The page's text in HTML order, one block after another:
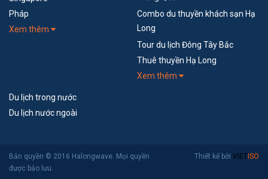
Pháp
Xem thêm
Combo du thuyền khách sạn Hạ
Long
Tour du lịch Đông Tây Bắc
Thuê thuyền Hạ Long
Xem thêm
Du lịch trong nước
Du lịch nước ngoài
Bản quyền © 2016 Halongwave. Mọi quyền
được bảo lưu.
Thiết kế bởi VIET ISO